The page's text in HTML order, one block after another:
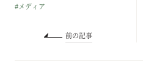
#メディア
前の記事